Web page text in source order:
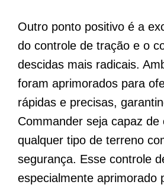
Outro ponto positivo é a
do controle de tração e o
descidas mais radicais.
foram aprimorados para
rápidas e precisas,
Commander seja capaz de
qualquer tipo de terreno
segurança. Esse controle
especialmente aprimorado